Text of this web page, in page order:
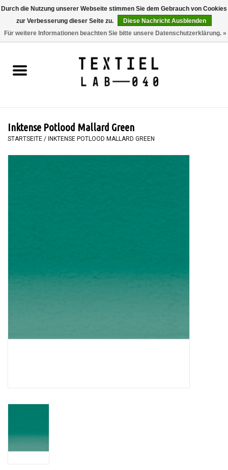
0 Artikel - €0,00
BÜCHER
MALEN
Inktense Potlood Mallard Green
STARTSEITE / INKTENSE POTLOOD MALLARD GREEN
Durch die Nutzung unserer Webseite stimmen Sie dem Gebrauch von Cookies
zur Verbesserung dieser Seite zu.
Diese Nachricht Ausblenden
Für weitere Informationen beachten Sie bitte unsere Datenschutzerklärung. »